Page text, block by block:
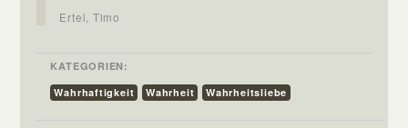
Ertel, Timo
KATEGORIEN:
Wahrhaftigkeit
Wahrheit Wahrheitsliebe